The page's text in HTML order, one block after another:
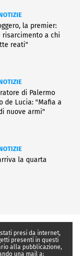
la premier:
risarcimento a chi
reati"
di Palermo
de Lucia: "Mafia a
nuove armi"
la quarta
presi da internet,
presenti in questi
alla pubblicazione,
una mail a: